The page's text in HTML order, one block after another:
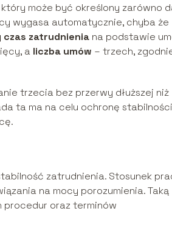
może być określony zarówno
wygasa automatycznie, chyba że
czas zatrudnienia na podstawie
a liczba umów – trzech,
trzecia bez przerwy dłuższej niż
ta ma na celu ochronę stabilności
zatrudnienia. Stosunek
na mocy porozumienia. Taką
procedur oraz terminów